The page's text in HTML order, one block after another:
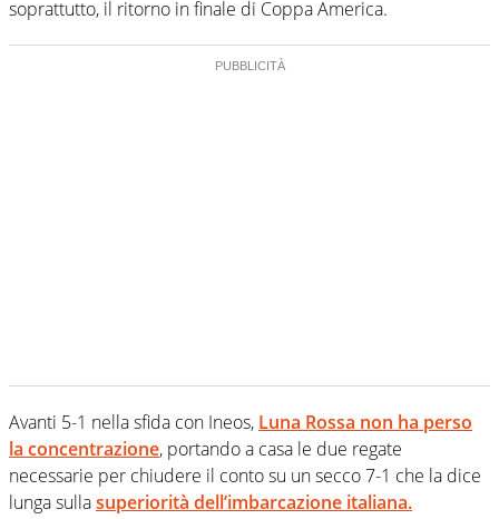
soprattutto, il ritorno in finale di Coppa America.
Avanti 5-1 nella sfida con Ineos, Luna Rossa non ha perso
la concentrazione, portando a casa le due regate
necessarie per chiudere il conto su un secco 7-1 che la dice
lunga sullasuperiorità dell’imbarcazione italiana.